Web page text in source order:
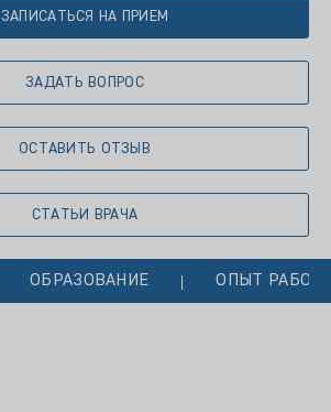
ЗАПИСАТЬСЯ НА ПРИЕМ
ЗАДАТЬ ВОПРОС
ОСТАВИТЬ ОТЗЫВ
СТАТЬИ ВРАЧА
ОБРАЗОВАНИЕ ОПЫТ